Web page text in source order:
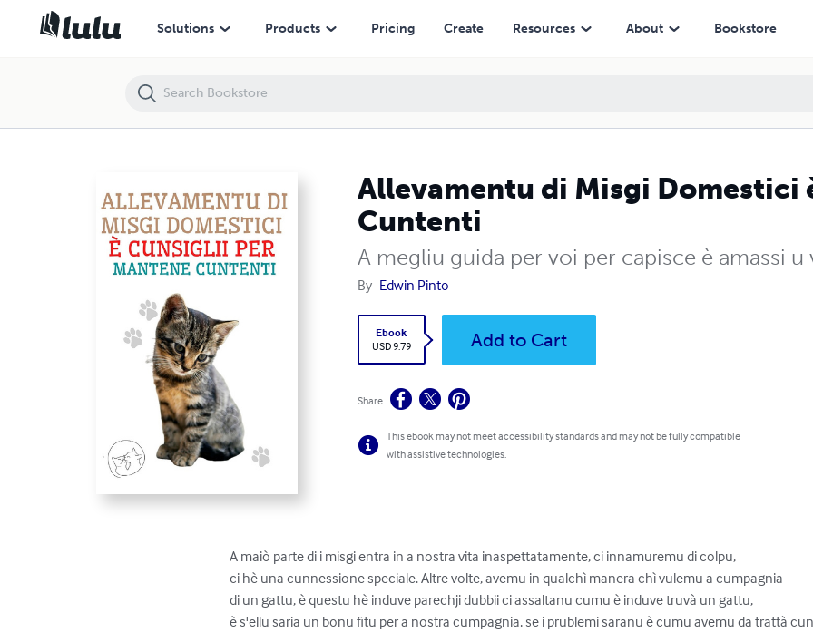
Solutions Products Pricing Create Resources About Bookstore
Allevamentu di Misgi Domestici
Cuntenti
A megliu guida per voi per capisce è amassi u
By Edwin Pinto
Ebook
USD 9.79
Add to Cart
Share
This ebook may not meet accessibility standards and may not be fully compatible
with assistive technologies.
A maiò parte di i misgi entra in a nostra vita inaspettatamente, ci innamuremu di colpu,
ci hè una cunnessione speciale. Altre volte, avemu in qualchì manera chì vulemu a cumpagnia
di un gattu, è questu hè induve parechji dubbii ci assaltanu cumu è induve truvà un gattu,
è s'ellu saria un bonu fitu per a nostra cumpagnia, se i prublemi saranu è cumu avemu da trattà
Allevamentu di Misgi Domestici è Cunsiglii per Mantene Cuntenti